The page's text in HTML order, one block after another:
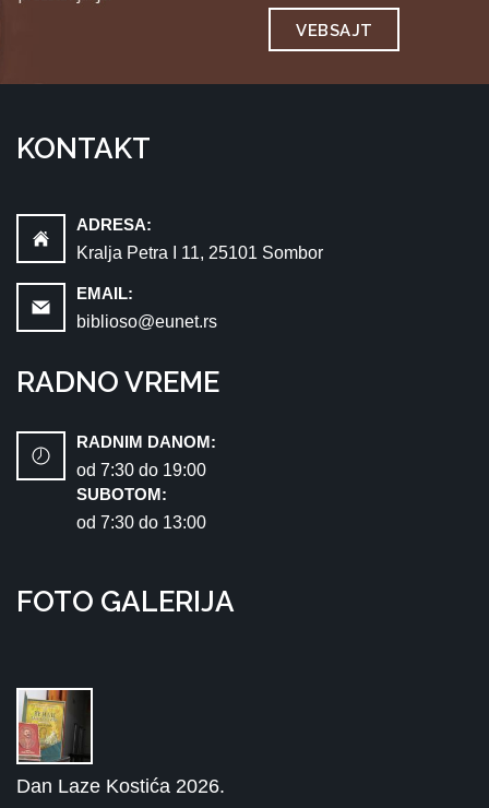
VEBSAJT
KONTAKT
ADRESA:
Kralja Petra I 11, 25101 Sombor
EMAIL:
biblioso@eunet.rs
RADNO VREME
RADNIM DANOM:
od 7:30 dо 19:00
SUBOTOM:
od 7:30 dо 13:00
FOTO GALERIJA
Dan Laze Kostića 2026.